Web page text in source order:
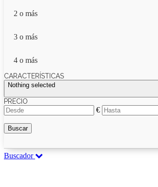
2 o más
3 o más
4 o más
CARACTERÍSTICAS
Nothing selected
PRECIO
€
Buscar
Buscador